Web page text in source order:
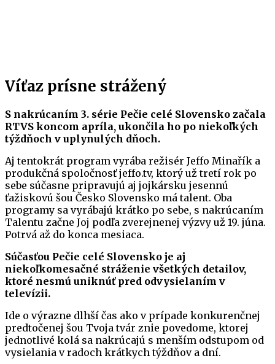
Víťaz prísne strážený
S nakrúcaním 3. série Pečie celé Slovensko začala
RTVS koncom apríla, ukončila ho po niekoľkých
týždňoch v uplynulých dňoch.
Aj tentokrát program vyrába režisér Jeffo Minařík a
produkčná spoločnosť jeffo.tv, ktorý už tretí rok po
sebe súčasne pripravujú aj jojkársku jesennú
ťažiskovú šou Česko Slovensko má talent. Oba
programy sa vyrábajú krátko po sebe, s nakrúcaním
Talentu začne Joj podľa zverejnenej výzvy už 19. júna.
Potrvá až do konca mesiaca.
Súčasťou Pečie celé Slovensko je aj
niekoľkomesačné stráženie všetkých detailov,
ktoré nesmú uniknúť pred odvysielaním v
televízii.
Ide o výrazne dlhší čas ako v prípade konkurenčnej
predtočenej šou Tvoja tvár znie povedome, ktorej
jednotlivé kolá sa nakrúcajú s menším odstupom od
vysielania v radoch krátkych týždňov a dní.